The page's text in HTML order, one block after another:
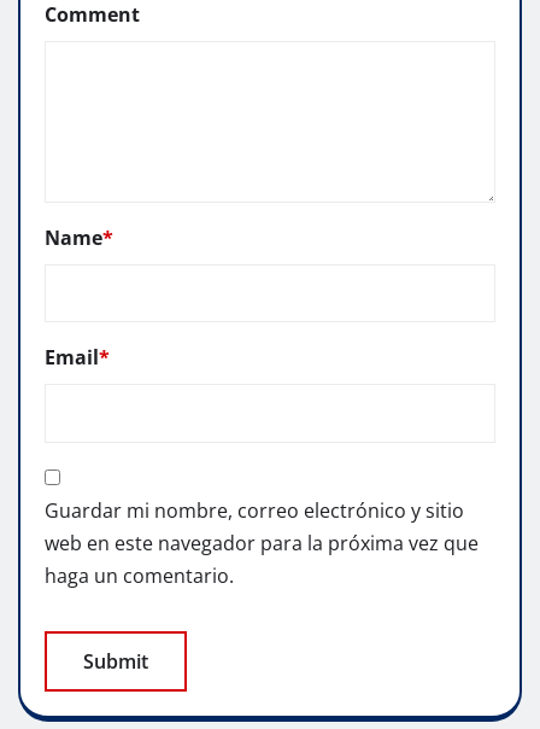
Comment
Name*
Email*
Guardar mi nombre, correo electrónico y sitio
web en este navegador para la próxima vez que
haga un comentario.